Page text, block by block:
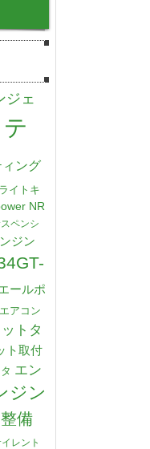
ジェ
ング
イトキ
NR
ペンシ
ジン
ールポ
アコン
トタ
ト取付
エン
ジン
備
レント